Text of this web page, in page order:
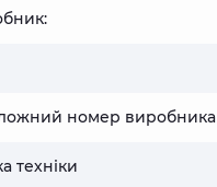
номер виробника
техніки